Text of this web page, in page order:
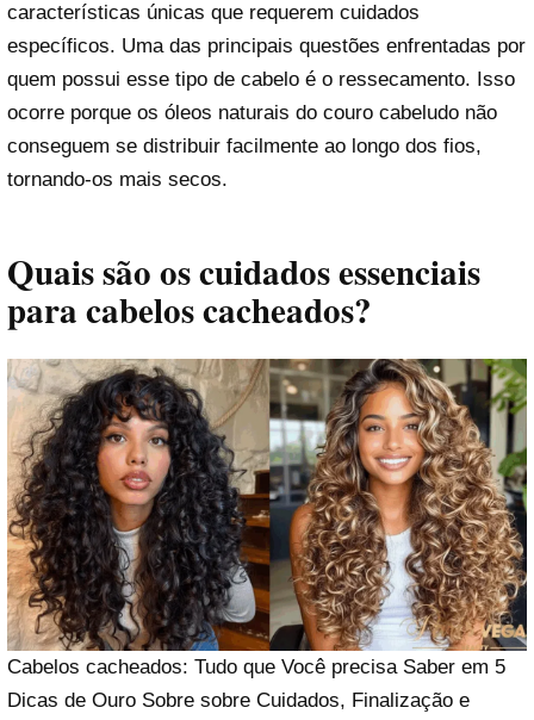
características únicas que requerem cuidados
específicos. Uma das principais questões enfrentadas por
quem possui esse tipo de cabelo é o ressecamento. Isso
ocorre porque os óleos naturais do couro cabeludo não
conseguem se distribuir facilmente ao longo dos fios,
tornando-os mais secos.
Quais são os cuidados essenciais
para cabelos cacheados?
Cabelos cacheados: Tudo que Você precisa Saber em 5
Dicas de Ouro Sobre sobre Cuidados, Finalização e